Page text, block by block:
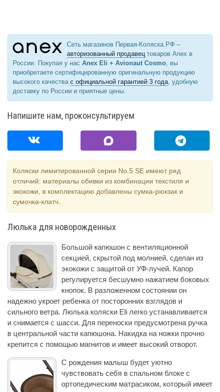
Сеть магазинов Первая-Коляска.РФ –
авторизованный продавецтоваров Anex в
России. Покупая у нас Anex Eli + Avionaut Cosmo, вы
приобретаете сертифицированную оригинальную продукцию
высокого качества с официальной гарантией 3 года, удобную
доставку по России и приятные цены.
Напишите нам, проконсультируем
Коляски лимитированной серии No.5 SE имеют ряд
отличий: материалы обивки из комбинации текстиля и
экокожи, в комплектацию добавлены сумка-рюкзак и
сумочка-клатч.
Люлька для новорожденных
Большой капюшон с вентиляционной
секцией, скрытой под молнией, сделан из
экокожи с защитой от УФ-лучей. Капор
регулируется бесшумно нажатием боковых
кнопок. В разложенном состоянии он
надежно укроет ребенка от посторонних взглядов и
сильного ветра. Люлька коляски Eli легко устанавливается
и снимается с шасси. Для переноски предусмотрена ручка
в центральной части капюшона. Накидка на ножки прочно
крепится с помощью магнитов и имеет высокий отворот.
С рождения малыш будет уютно
чувствовать себя в спальном блоке с
ортопедическим матрасиком, который имеет